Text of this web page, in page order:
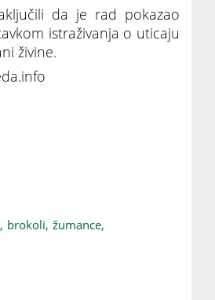
da je rad pokazao
istraživanja o uticaju
živine.
brokoli, žumance,